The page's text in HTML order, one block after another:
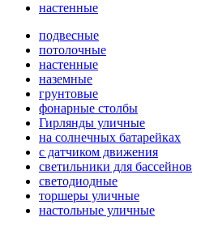
настенные
подвесные
потолочные
настенные
наземные
грунтовые
фонарные столбы
Гирлянды уличные
на солнечных батарейках
с датчиком движения
светильники для бассейнов
светодиодные
торшеры уличные
настольные уличные